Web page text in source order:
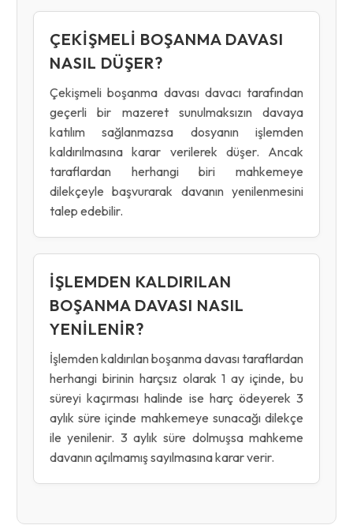
ÇEKIŞMELI BOŞANMA DAVASI
NASIL DÜŞER?
Çekişmeli boşanma davası davacı tarafından
geçerli bir mazeret sunulmaksızın davaya
katılım sağlanmazsa dosyanın işlemden
kaldırılmasına karar verilerek düşer. Ancak
taraflardan herhangi biri mahkemeye
dilekçeyle başvurarak davanın yenilenmesini
talep edebilir.
İŞLEMDEN KALDIRILAN
BOŞANMA DAVASI NASIL
YENILENIR?
İşlemden kaldırılan boşanma davası taraflardan
herhangi birinin harçsız olarak 1 ay içinde, bu
süreyi kaçırması halinde ise harç ödeyerek 3
aylık süre içinde mahkemeye sunacağı dilekçe
ile yenilenir. 3 aylık süre dolmuşsa mahkeme
davanın açılmamış sayılmasına karar verir.